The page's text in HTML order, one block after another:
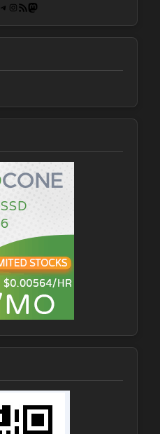
Telegram
Instagram
RSS FeedMastodon